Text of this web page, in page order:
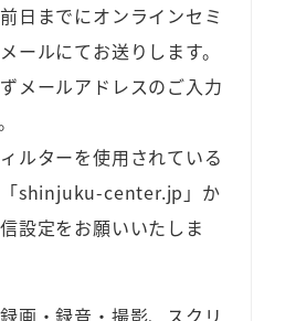
日までにオンラインセミ
ールにてお送りします。
メールアドレスのご入力
ルターを使用されている
shinjuku-center.jp」か
設定をお願いいたしま
画・録音・撮影、スクリ